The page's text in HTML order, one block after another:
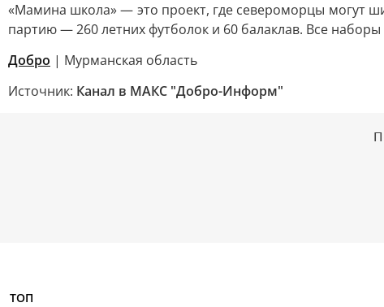
«Мамина школа» — это проект, где североморцы могут
партию — 260 летних футболок и 60 балаклав. Все
Добро | Мурманская область
Источник: Канал в МАКС "Добро-Информ"
ТОП